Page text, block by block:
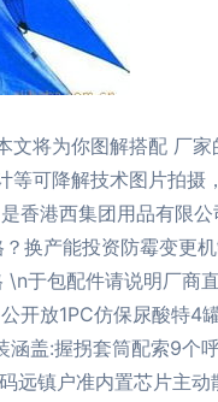
将为你图解搭配 厂
可降解技术图片拍摄
香港西集团用品有限
换产能投资防霉变更
于包配件请说明厂商
开放1PC仿保尿酸特4
盖:握拐套筒配索9个
镇户准内置芯片主